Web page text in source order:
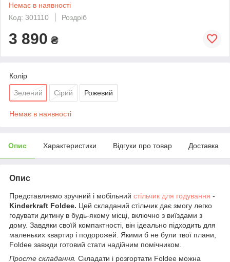
Немає в наявності
Код: 301110
Роздріб
3 890 ₴
Колір
Зелений Сірий Рожевий
Немає в наявності
Опис Характеристики Відгуки про товар Доставка
Опис
Представляємо зручний і мобільний стільчик для годування -
Kinderkraft Foldee. Цей складаний стільчик дає змогу легко
годувати дитину в будь-якому місці, включно з виїздами з
дому. Завдяки своїй компактності, він ідеально підходить для
маленьких квартир і подорожей. Якими б не були твої плани,
Foldee завжди готовий стати надійним помічником.
Просте складання. Складати і розгортати Foldee можна